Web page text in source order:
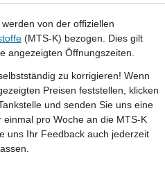
von der offiziellen
(MTS-K) bezogen. Dies gilt
angezeigten Öffnungszeiten.
zu korrigieren! Wenn
Preisen feststellen, klicken
und senden Sie uns eine
pro Woche an die MTS-K
uns Ihr Feedback auch jederzeit